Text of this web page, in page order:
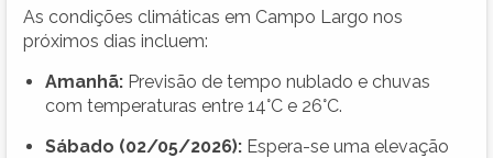
As condições climáticas em Campo Largo nos
próximos dias incluem:
Amanhã: Previsão de tempo nublado e chuvas
com temperaturas entre 14°C e 26°C.
Sábado (02/05/2026): Espera-se uma elevação